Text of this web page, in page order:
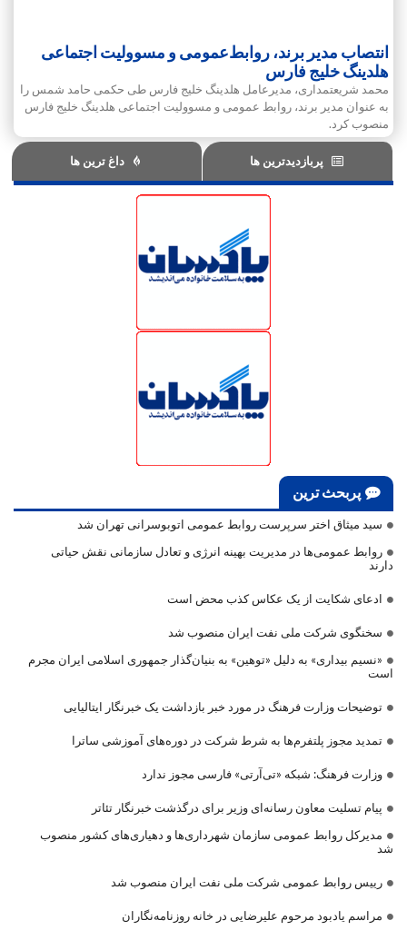
انتصاب مدیر برند، روابط‌عمومی و مسوولیت اجتماعی
هلدینگ خلیج فارس
محمد شریعتمداری، مدیرعامل هلدینگ خلیج فارس طی حکمی حامد شمس را
به عنوان مدیر برند، روابط ‌عمومی و مسوولیت اجتماعی هلدینگ خلیج فارس
منصوب کرد.
پربازدیدترین ها داغ ترین ها
پربحث ترین
سید میثاق اختر سرپرست روابط عمومی اتوبوسرانی تهران شد
روابط عمومی‌ها در مدیریت بهینه انرژی و تعادل سازمانی نقش حیاتی
دارند
ادعای شکایت از یک عکاس کذب محض است
سخنگوی شرکت ملی نفت ایران منصوب شد
«نسیم بیداری» به دلیل «توهین» به بنیان‌گذار جمهوری اسلامی ایران مجرم
است
توضیحات وزارت فرهنگ در مورد خبر بازداشت یک خبرنگار ایتالیایی
تمدید مجوز پلتفرم‌ها به شرط شرکت در دوره‌های آموزشی ساترا
وزارت فرهنگ: شبکه «تی‌آرتی» فارسی مجوز ندارد
پیام تسلیت معاون رسانه‌ای وزیر برای درگذشت خبرنگار تئاتر
مدیرکل روابط عمومی سازمان شهرداری‌ها و دهیاری‌های کشور منصوب
شد
رییس روابط عمومی شرکت ملی نفت ایران منصوب شد
مراسم یادبود مرحوم علیرضایی در خانه روزنامه‌نگاران